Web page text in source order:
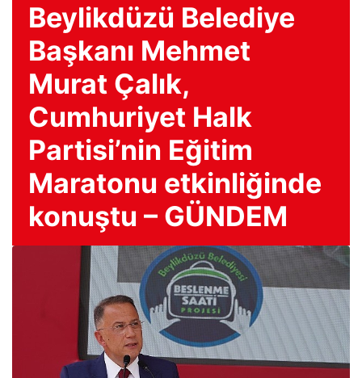
Beylikdüzü Belediye
Başkanı Mehmet
Murat Çalık,
Cumhuriyet Halk
Partisi’nin Eğitim
Maratonu etkinliğinde
konuştu – GÜNDEM